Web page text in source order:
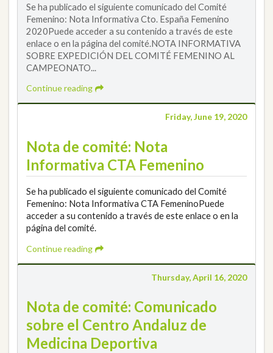
Se ha publicado el siguiente comunicado del Comité
Femenino: Nota Informativa Cto. España Femenino
2020Puede acceder a su contenido a través de este
enlace o en la página del comité.NOTA INFORMATIVA
SOBRE EXPEDICIÓN DEL COMITÉ FEMENINO AL
CAMPEONATO...
Continue reading
Friday, June 19, 2020
Nota de comité: Nota
Informativa CTA Femenino
Se ha publicado el siguiente comunicado del Comité
Femenino: Nota Informativa CTA FemeninoPuede
acceder a su contenido a través de este enlace o en la
página del comité.
Continue reading
Thursday, April 16, 2020
Nota de comité: Comunicado
sobre el Centro Andaluz de
Medicina Deportiva